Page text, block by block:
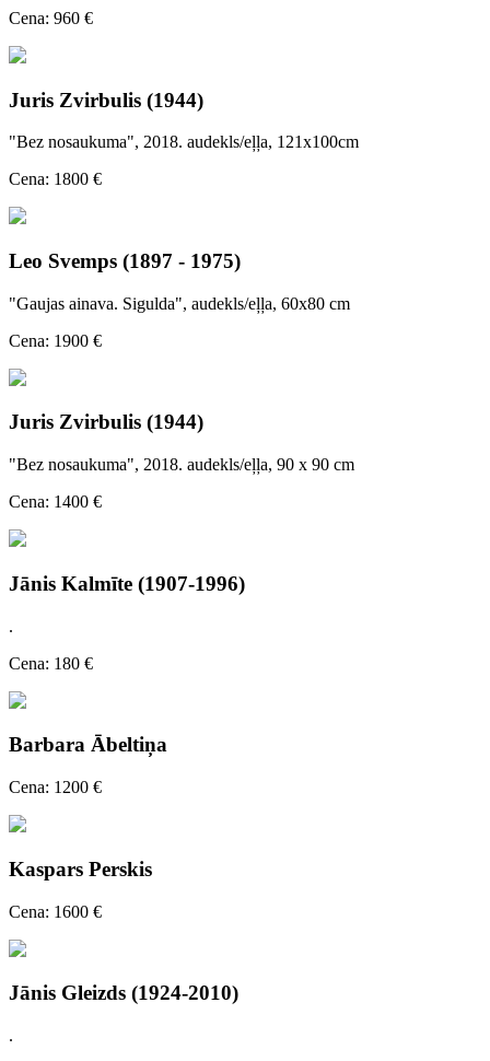
Cena: 960 €
Juris Zvirbulis (1944)
"Bez nosaukuma", 2018. audekls/eļļa, 121x100cm
Cena: 1800 €
Leo Svemps (1897 - 1975)
"Gaujas ainava. Sigulda", audekls/eļļa, 60x80 cm
Cena: 1900 €
Juris Zvirbulis (1944)
"Bez nosaukuma", 2018. audekls/eļļa, 90 x 90 cm
Cena: 1400 €
Jānis Kalmīte (1907-1996)
.
Cena: 180 €
Barbara Ābeltiņa
Cena: 1200 €
Kaspars Perskis
Cena: 1600 €
Jānis Gleizds (1924-2010)
.